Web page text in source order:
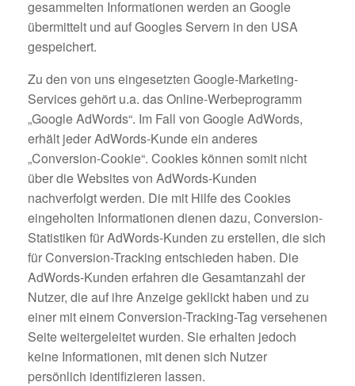
gesammelten Informationen werden an Google
übermittelt und auf Googles Servern in den USA
gespeichert.
Zu den von uns eingesetzten Google-Marketing-
Services gehört u.a. das Online-Werbeprogramm
„Google AdWords“. Im Fall von Google AdWords,
erhält jeder AdWords-Kunde ein anderes
„Conversion-Cookie“. Cookies können somit nicht
über die Websites von AdWords-Kunden
nachverfolgt werden. Die mit Hilfe des Cookies
eingeholten Informationen dienen dazu, Conversion-
Statistiken für AdWords-Kunden zu erstellen, die sich
für Conversion-Tracking entschieden haben. Die
AdWords-Kunden erfahren die Gesamtanzahl der
Nutzer, die auf ihre Anzeige geklickt haben und zu
einer mit einem Conversion-Tracking-Tag versehenen
Seite weitergeleitet wurden. Sie erhalten jedoch
keine Informationen, mit denen sich Nutzer
persönlich identifizieren lassen.